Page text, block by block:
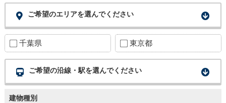
ご希望のエリアを選んでください
千葉県 東京都
ご希望の沿線・駅を選んでください
建物種別